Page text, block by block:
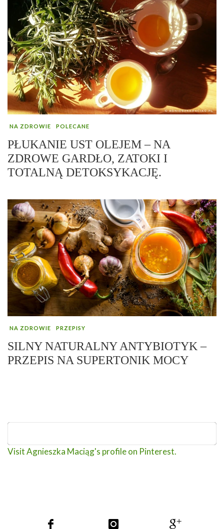
NA ZDROWIE POLECANE
PŁUKANIE UST OLEJEM – NA
ZDROWE GARDŁO, ZATOKI I
TOTALNĄ DETOKSYKACJĘ.
NA ZDROWIE PRZEPISY
SILNY NATURALNY ANTYBIOTYK –
PRZEPIS NA SUPERTONIK MOCY
Visit Agnieszka Maciąg's profile on Pinterest.